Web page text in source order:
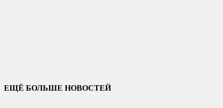
ЕЩЁ БОЛЬШЕ НОВОСТЕЙ